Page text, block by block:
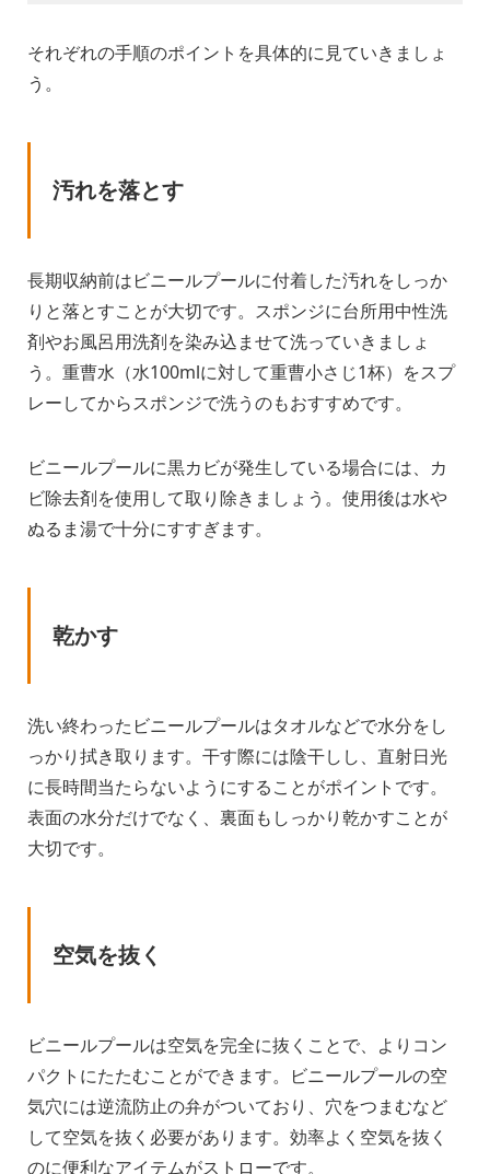
それぞれの手順のポイントを具体的に見ていきましょ
う。
汚れを落とす
長期収納前はビニールプールに付着した汚れをしっか
りと落とすことが大切です。スポンジに台所用中性洗
剤やお風呂用洗剤を染み込ませて洗っていきましょ
う。重曹水（水100mlに対して重曹小さじ1杯）をスプ
レーしてからスポンジで洗うのもおすすめです。
ビニールプールに黒カビが発生している場合には、カ
ビ除去剤を使用して取り除きましょう。使用後は水や
ぬるま湯で十分にすすぎます。
乾かす
洗い終わったビニールプールはタオルなどで水分をし
っかり拭き取ります。干す際には陰干しし、直射日光
に長時間当たらないようにすることがポイントです。
表面の水分だけでなく、裏面もしっかり乾かすことが
大切です。
空気を抜く
ビニールプールは空気を完全に抜くことで、よりコン
パクトにたたむことができます。ビニールプールの空
気穴には逆流防止の弁がついており、穴をつまむなど
して空気を抜く必要があります。効率よく空気を抜く
のに便利なアイテムがストローです。